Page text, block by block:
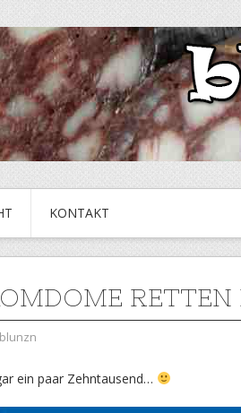
KONTAKT
RETTEN
blunzn
ein paar Zehntausend…